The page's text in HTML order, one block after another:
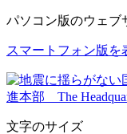
パソコン版のウェブ
スマートフォン版を
文字のサイズ